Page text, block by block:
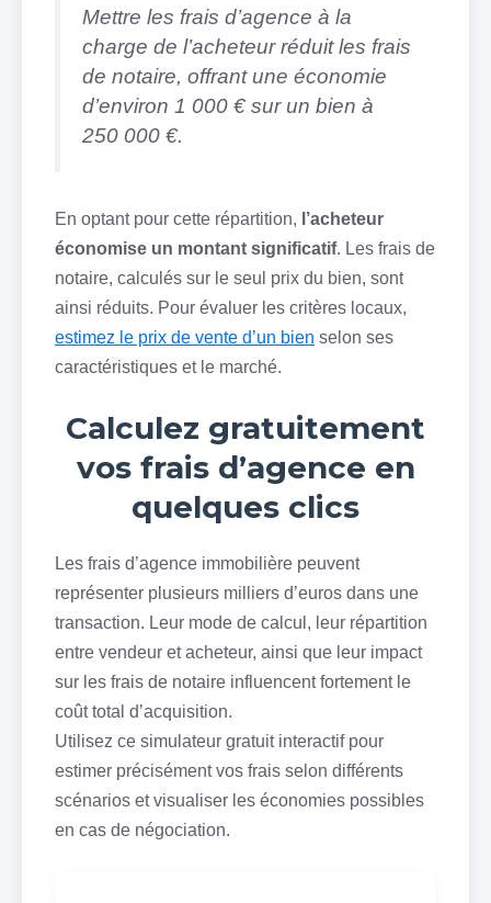
Mettre les frais d’agence à la
charge de l’acheteur réduit les frais
de notaire, offrant une économie
d’environ 1 000 € sur un bien à
250 000 €.
En optant pour cette répartition, l’acheteur
économise un montant significatif. Les frais de
notaire, calculés sur le seul prix du bien, sont
ainsi réduits. Pour évaluer les critères locaux,
estimez le prix de vente d’un bien selon ses
caractéristiques et le marché.
Calculez gratuitement
vos frais d’agence en
quelques clics
Les frais d’agence immobilière peuvent
représenter plusieurs milliers d’euros dans une
transaction. Leur mode de calcul, leur répartition
entre vendeur et acheteur, ainsi que leur impact
sur les frais de notaire influencent fortement le
coût total d’acquisition.
Utilisez ce simulateur gratuit interactif pour
estimer précisément vos frais selon différents
scénarios et visualiser les économies possibles
en cas de négociation.